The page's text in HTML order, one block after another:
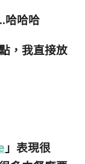
哈哈哈
，我直接放
」表現很